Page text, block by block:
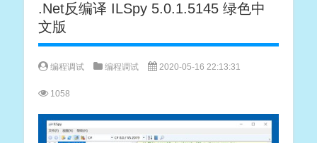
.Net反编译 ILSpy 5.0.1.5145 绿色中
文版
编程调试 编程调试 2020-05-16 22:13:31
1058